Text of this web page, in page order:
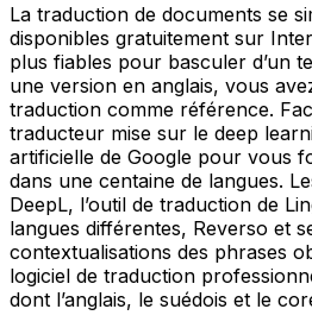
La traduction de documents se
disponibles gratuitement sur
plus fiables pour basculer d’un
une version en anglais, vous
traduction comme référence.
traducteur mise sur le deep
artificielle de Google pour vous
dans une centaine de langues.
DeepL, l’outil de traduction de
langues différentes, Reverso et
contextualisations des phrases
logiciel de traduction
dont l’anglais, le suédois et le